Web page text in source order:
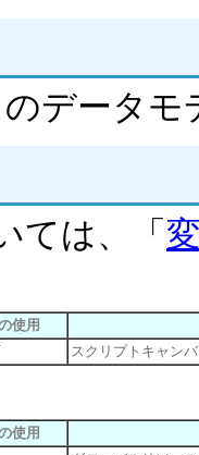
データモ
ては、「
使用
スクリプトキャン
使用